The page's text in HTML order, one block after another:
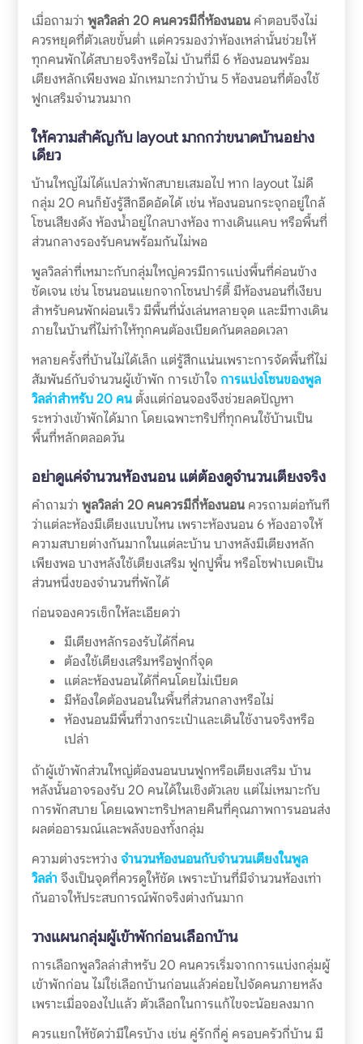
เมื่อถามว่า พูลวิลล่า 20 คนควรมีกี่ห้องนอนคำตอบจึงไม่
ควรหยุดที่ตัวเลขขั้นต่ำ แต่ควรมองว่าห้องเหล่านั้นช่วยให้
ทุกคนพักได้สบายจริงหรือไม่ บ้านที่มี 6 ห้องนอนพร้อม
เตียงหลักเพียงพอ มักเหมาะกว่าบ้าน 5 ห้องนอนที่ต้องใช้
ฟูกเสริมจำนวนมาก
ให้ความสำคัญกับ layout มากกว่าขนาดบ้านอย่าง
เดียว
บ้านใหญ่ไม่ได้แปลว่าพักสบายเสมอไป หาก layout ไม่ดี
กลุ่ม 20 คนก็ยังรู้สึกอึดอัดได้ เช่น ห้องนอนกระจุกอยู่ใกล้
โซนเสียงดัง ห้องน้ำอยู่ไกลบางห้อง ทางเดินแคบ หรือพื้นที่
ส่วนกลางรองรับคนพร้อมกันไม่พอ
พูลวิลล่าที่เหมาะกับกลุ่มใหญ่ควรมีการแบ่งพื้นที่ค่อนข้าง
ชัดเจน เช่น โซนนอนแยกจากโซนปาร์ตี้ มีห้องนอนที่เงียบ
สำหรับคนพักผ่อนเร็ว มีพื้นที่นั่งเล่นหลายจุด และมีทางเดิน
ภายในบ้านที่ไม่ทำให้ทุกคนต้องเบียดกันตลอดเวลา
หลายครั้งที่บ้านไม่ได้เล็ก แต่รู้สึกแน่นเพราะการจัดพื้นที่ไม่
สัมพันธ์กับจำนวนผู้เข้าพัก การเข้าใจการแบ่งโซนของพูล
วิลล่าสำหรับ 20 คนตั้งแต่ก่อนจองจึงช่วยลดปัญหา
ระหว่างเข้าพักได้มาก โดยเฉพาะทริปที่ทุกคนใช้บ้านเป็น
พื้นที่หลักตลอดวัน
อย่าดูแค่จำนวนห้องนอน แต่ต้องดูจำนวนเตียงจริง
คำถามว่า พูลวิลล่า 20 คนควรมีกี่ห้องนอนควรถามต่อทันที
ว่าแต่ละห้องมีเตียงแบบไหน เพราะห้องนอน 6 ห้องอาจให้
ความสบายต่างกันมากในแต่ละบ้าน บางหลังมีเตียงหลัก
เพียงพอ บางหลังใช้เตียงเสริม ฟูกปูพื้น หรือโซฟาเบดเป็น
ส่วนหนึ่งของจำนวนที่พักได้
ก่อนจองควรเช็กให้ละเอียดว่า
มีเตียงหลักรองรับได้กี่คน
ต้องใช้เตียงเสริมหรือฟูกกี่จุด
แต่ละห้องนอนได้กี่คนโดยไม่เบียด
มีห้องใดต้องนอนในพื้นที่ส่วนกลางหรือไม่
ห้องนอนมีพื้นที่วางกระเป๋าและเดินใช้งานจริงหรือ
เปล่า
ถ้าผู้เข้าพักส่วนใหญ่ต้องนอนบนฟูกหรือเตียงเสริม บ้าน
หลังนั้นอาจรองรับ 20 คนได้ในเชิงตัวเลข แต่ไม่เหมาะกับ
การพักสบาย โดยเฉพาะทริปหลายคืนที่คุณภาพการนอนส่ง
ผลต่ออารมณ์และพลังของทั้งกลุ่ม
ความต่างระหว่าง จำนวนห้องนอนกับจำนวนเตียงในพูล
วิลล่า จึงเป็นจุดที่ควรดูให้ชัด เพราะบ้านที่มีจำนวนห้องเท่า
กันอาจให้ประสบการณ์พักจริงต่างกันมาก
วางแผนกลุ่มผู้เข้าพักก่อนเลือกบ้าน
การเลือกพูลวิลล่าสำหรับ 20 คนควรเริ่มจากการแบ่งกลุ่มผู้
เข้าพักก่อน ไม่ใช่เลือกบ้านก่อนแล้วค่อยไปจัดคนภายหลัง
เพราะเมื่อจองไปแล้ว ตัวเลือกในการแก้ไขจะน้อยลงมาก
ควรแยกให้ชัดว่ามีใครบ้าง เช่น คู่รักกี่คู่ ครอบครัวกี่บ้าน มี